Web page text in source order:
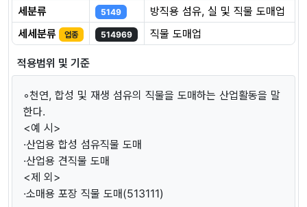
세분류
5149
방직용 섬유, 실 및 직물 도매업
세세분류
업종 514969 직물 도매업
적용범위 및 기준
◦천연, 합성 및 재생 섬유의 직물을 도매하는 산업활동을 말
한다.
<예 시>
·산업용 합성 섬유직물 도매
·산업용 견직물 도매
<제 외>
·소매용 포장 직물 도매(513111)